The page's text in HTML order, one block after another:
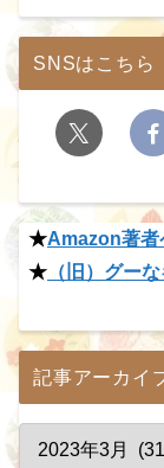
SNSはこちら
★Amazon著者
★ （旧）グー
記事アーカイ